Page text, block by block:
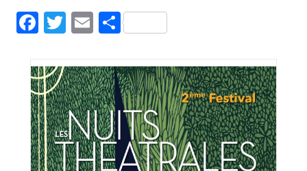
Facebook
Twitter
EmailPartager